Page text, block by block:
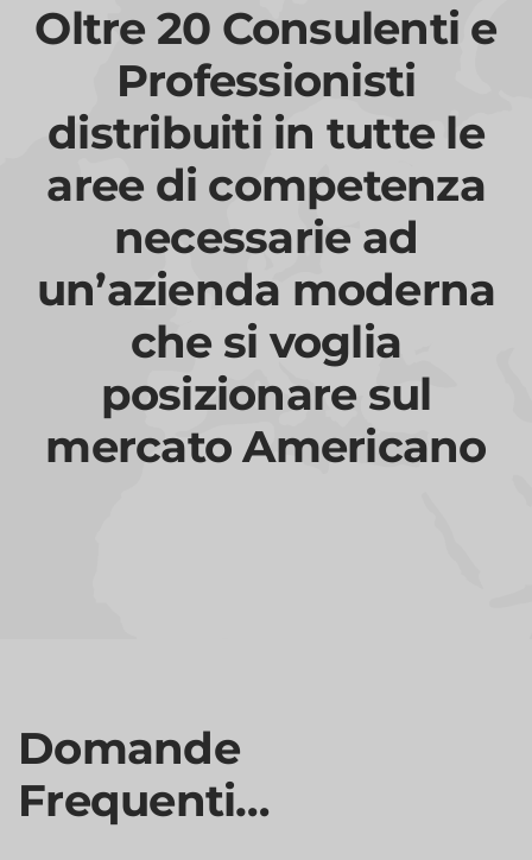
Oltre 20 Consulenti e
Professionisti
distribuiti in tutte le
aree di competenza
necessarie ad
un’azienda moderna
che si voglia
posizionare sul
mercato Americano
Domande
Frequenti…